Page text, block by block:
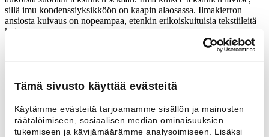
Tämä sivusto käyttää evästeitä
Käytämme evästeitä tarjoamamme sisällön ja mainosten
räätälöimiseen, sosiaalisen median ominaisuuksien
tukemiseen ja kävijämäärämme analysoimiseen. Lisäksi
sillä imu kondenssiyksikköön on kaapin alaosassa. Ilmakierron
ansiosta kuivaus on nopeampaa, etenkin erikoiskuituisia tekstiileitä
kuivattaessa.
lämmön uudestaan kuivaukseen. Energiansäästö tavalliseen kaappiin
Kestävä ja turvallinen